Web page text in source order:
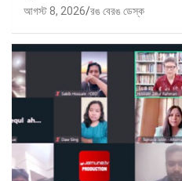
আগস্ট 8, 2026 রঙ বেরঙ ডেস্ক